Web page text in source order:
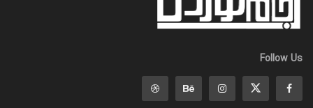
Follow Us